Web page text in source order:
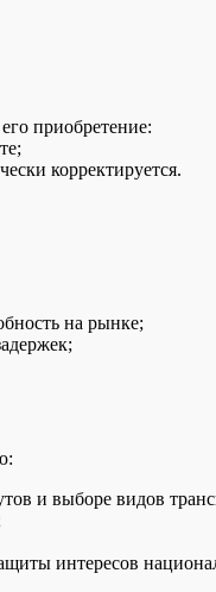
приобретение:
корректируется.
на рынке;
и выборе видов
интересов